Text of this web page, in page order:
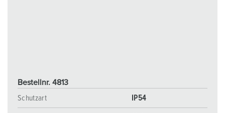
Bestellnr. 4813
Schutzart
IP54